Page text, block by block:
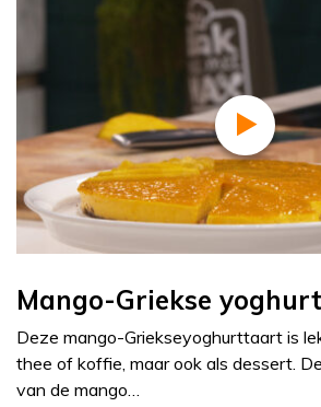
Mango-Griekse
Deze mango-Griekseyoghurttaart is
thee of koffie, maar ook als dessert.
van de mango…